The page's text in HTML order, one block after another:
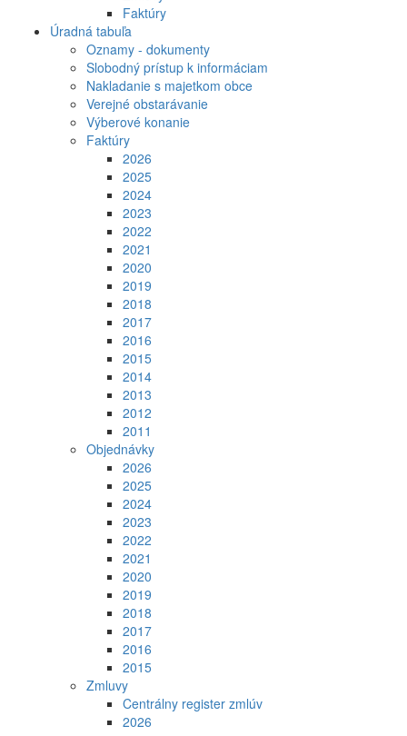
Faktúry
Úradná tabuľa
Oznamy - dokumenty
Slobodný prístup k informáciam
Nakladanie s majetkom obce
Verejné obstarávanie
Výberové konanie
Faktúry
2026
2025
2024
2023
2022
2021
2020
2019
2018
2017
2016
2015
2014
2013
2012
2011
Objednávky
2026
2025
2024
2023
2022
2021
2020
2019
2018
2017
2016
2015
Zmluvy
Centrálny register zmlúv
2026